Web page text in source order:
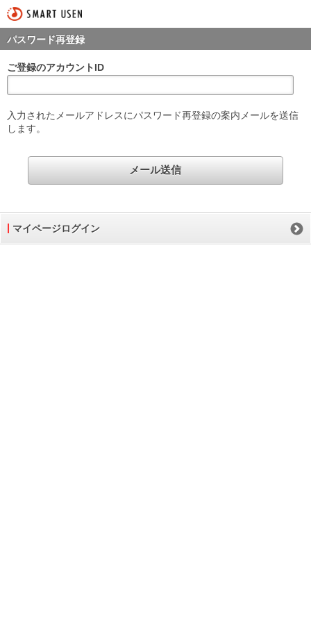
パスワード再登録
ご登録のアカウントID
入力されたメールアドレスにパスワード再登録の案内メールを送信
します。
マイページログイン